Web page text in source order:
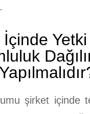
şirket içinde